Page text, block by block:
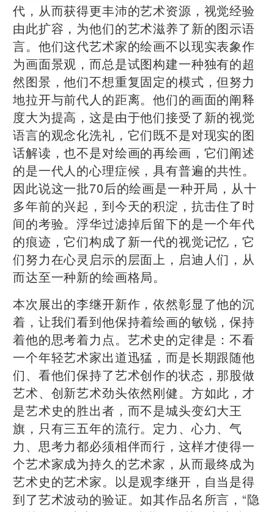
代，从而获得更丰沛的艺术资源，视觉经验
由此扩容，为他们的艺术滋养了新的图示语
言。他们这代艺术家的绘画不以现实表象作
为画面景观，而总是试图构建一种独有的超
然图景，他们不想重复固定的模式，但努力
地拉开与前代人的距离。他们的画面的阐释
度大为提高，这是由于他们接受了新的视觉
语言的观念化洗礼，它们既不是对现实的图
话解读，也不是对绘画的再绘画，它们阐述
的是一代人的心理症候，具有普遍的共性。
因此说这一批70后的绘画是一种开局，从十
多年前的兴起，到今天的积淀，抗击住了时
间的考验。浮华过滤掉后留下的是一个年代
的痕迹，它们构成了新一代的视觉记忆，它
们努力在心灵启示的层面上，启迪人们，从
而达至一种新的绘画格局。
本次展出的李继开新作，依然彰显了他的沉
着，让我们看到他保持着绘画的敏锐，保持
着他的思考着力点。艺术史的定律是：不看
一个年轻艺术家出道迅猛，而是长期跟随他
们、看他们保持了艺术创作的状态，那股做
艺术、创新艺术劲头依然刚健。方如此，才
是艺术史的胜出者，而不是城头变幻大王
旗，只有三五年的流行。定力、心力、气
力、思考力都必须相伴而行，这样才使得一
个艺术家成为持久的艺术家，从而最终成为
艺术史的艺术家。以是观李继开，自当是得
到了艺术波动的验证。如其作品名所言，“隐